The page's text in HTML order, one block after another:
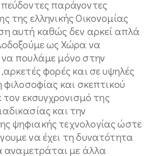
παράγοντες
της ελληνικής Οικονομίας
αυτή καθώς δεν αρκεί απλά
ως Χώρα να
πουλάμε μόνο στην
φορές και σε υψηλές
και σκεπτικού
τον εκσυγχρονισμό της
και την
ψηφιακής τεχνολογίας ώστε
να έχει τη δυνατότητα
αναμετράται με άλλα